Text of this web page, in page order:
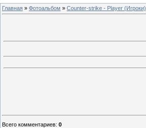
Главная » Фотоальбом » Counter-strike - Player (Игроки)
Всего комментариев: 0